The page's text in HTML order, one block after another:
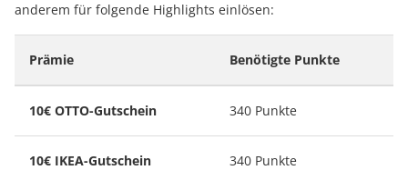
anderem für folgende Highlights einlösen:
Prämie Benötigte Punkte
10€ OTTO-Gutschein 340 Punkte
10€ IKEA-Gutschein 340 Punkte